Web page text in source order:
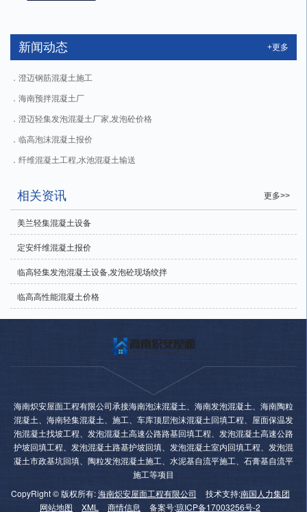
新闻动态 +更多
澄迈钢筋混凝土施工
海南预拌混凝土厂
澄迈轻集发泡混凝土厂家,发泡砼价格
临高泡沫混凝土报价
纤维混凝土工程,水池混凝土输送
相关资讯 更多>>
美兰轻集混凝土设备
定安纤维混凝土报价
临高轻集发泡混凝土设备,发泡砼现场绞拌
临高高性能混凝土价格
海南炽安屋面工程有限公司承接海南泡沫混凝土、海南发泡混凝土、海南陶粒
混凝土、海南轻集混凝土、施工、车库顶层泡沫混凝土回填工程、屋面保温发
泡混凝土找坡工程、发泡混凝土高速公路路基回填工程、发泡混凝土高速公路
护坡回填工程、发泡混凝土路基护坡回填、发泡混凝土室内回填工程、发泡混
凝土市政基坑回填、陶粒发泡混凝土施工、水泥基自流平施工、石膏基自流平
施工等项目
CopyRight © 版权所有:海南炽安屋面工程有限公司 技术支持:南国人力集团
网站地图
XML 商情信息 备案号:琼ICP备17003256号-2